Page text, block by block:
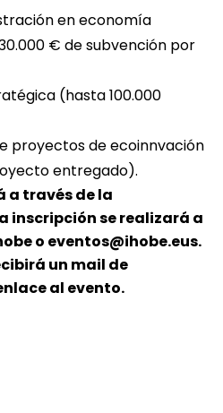
en economía
€ de subvención por
(hasta 100.000
proyectos de ecoinnvación
entregado).
a través de la
inscripción se realizará a
o eventos@ihobe.eus.
un mail de
al evento.